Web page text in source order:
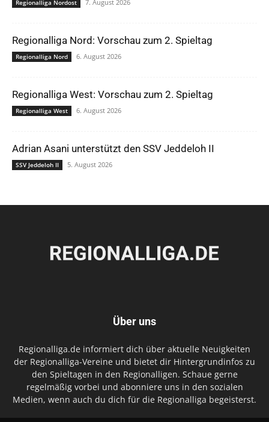
Regionalliga Nordost 7. August 2026
Regionalliga Nord: Vorschau zum 2. Spieltag
Regionalliga Nord 6. August 2026
Regionalliga West: Vorschau zum 2. Spieltag
Regionalliga West 6. August 2026
Adrian Asani unterstützt den SSV Jeddeloh II
SSV Jeddeloh II 5. August 2026
Über uns
Regionalliga.de informiert dich über aktuelle Neuigkeiten
der Regionalliga-Vereine und bietet dir Hintergrundinfos zu
den Spieltagen in den Regionalligen. Schaue gerne
regelmäßig vorbei und abonniere uns in den sozialen
Medien, wenn auch du dich für die Regionalliga begeisterst.